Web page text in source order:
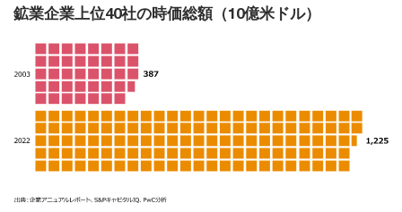
鉱業企業上位40社の時価総額（10億米ドル）